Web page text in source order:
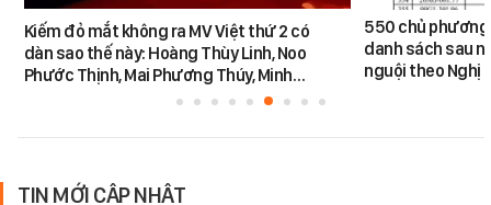
Kiếm đỏ mắt không ra MV Việt thứ 2 có
dàn sao thế này: Hoàng Thùy Linh, Noo
Phước Thịnh, Mai Phương Thúy, Minh…
550 chủ
danh sách sau
nguội theo Nghị
TIN MỚI CẬP NHẬT